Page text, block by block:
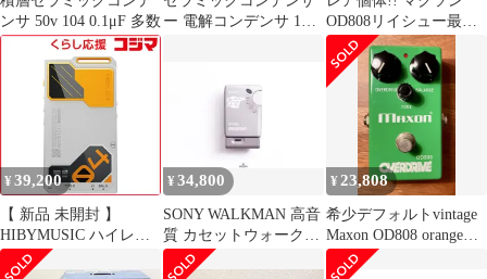
ンサ 50v 104 0.1μF 多数 ー 電解コンデンサ 1個
OD808リイシュー最初
期
¥ 39,200
【 新品 未開封 】
HIBYMUSIC ハイレゾ
ポータブルプレーヤー
¥34,800
SONY WALKMAN 高音
質 カセットウォークマ
ン WM-EX606 グレー
¥ 23,808
希少デフォルトvintage
Maxon OD808 orangeタ
ンタル